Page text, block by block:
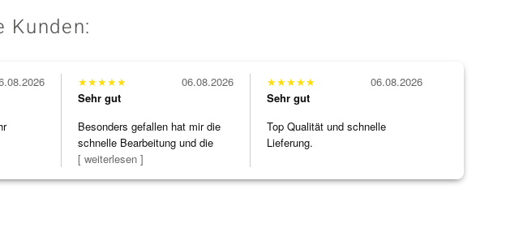
Kunden:
★★★★★
Sehr gut
Besonders gefallen hat mir die
schnelle Bearbeitung und die
Bearbeitun
[ weiterlesen ]
06.08.2026 ★★★★★
Sehr gut
Top Qualität und schnelle
Lieferung.
06.08.2026